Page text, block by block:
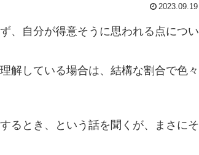
2023.09.19
、自分が得意そうに思われる点につい
解している場合は、結構な割合で色々
るとき、という話を聞くが、まさにそ